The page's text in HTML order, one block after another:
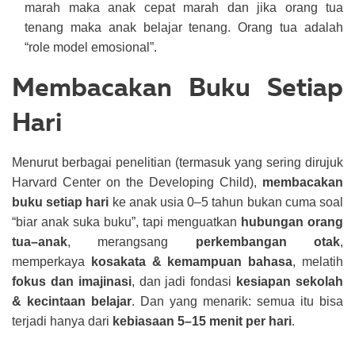
marah maka anak cepat marah dan jika orang tua
tenang maka anak belajar tenang. Orang tua adalah
“role model emosional”.
Membacakan Buku Setiap
Hari
Menurut berbagai penelitian (termasuk yang sering dirujuk
Harvard Center on the Developing Child), membacakan
buku setiap hari ke anak usia 0–5 tahun bukan cuma soal
“biar anak suka buku”, tapi menguatkan hubungan orang
tua–anak, merangsang perkembangan otak,
memperkaya
kosakata & kemampuan bahasa, melatih
fokus dan imajinasi, dan jadi fondasi kesiapan sekolah
& kecintaan belajar. Dan yang menarik: semua itu bisa
terjadi hanya dari kebiasaan 5–15 menit per hari.